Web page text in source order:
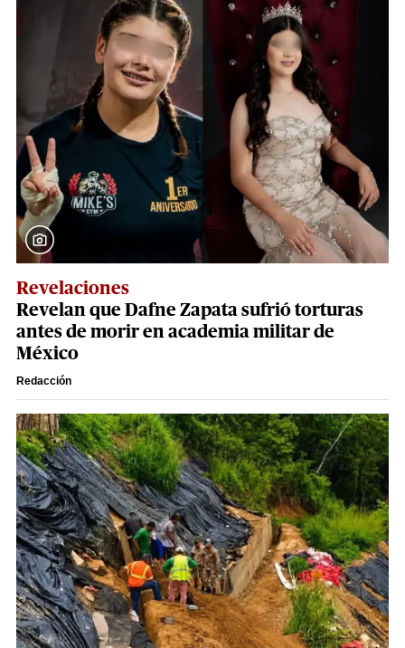
Revelaciones
Revelan que Dafne Zapata sufrió torturas
antes de morir en academia militar de
México
Redacción